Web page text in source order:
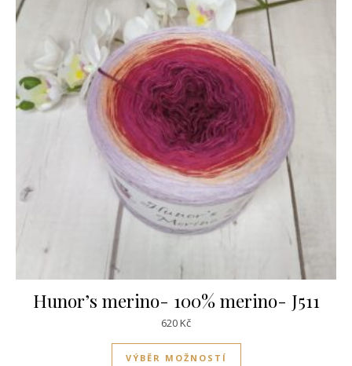
Hunor’s merino- 100% merino- J511
620Kč
VÝBĚR MOŽNOSTÍ